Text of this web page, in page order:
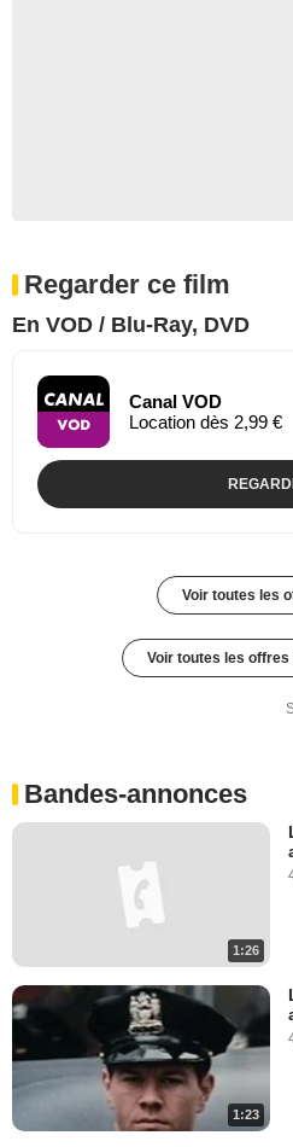
Regarder ce film
En VOD / Blu-Ray, DVD
Canal VOD
Location dès 2,99 €
Voir toutes les
Voir toutes les offres
Bandes-annonces
1:26
1:23